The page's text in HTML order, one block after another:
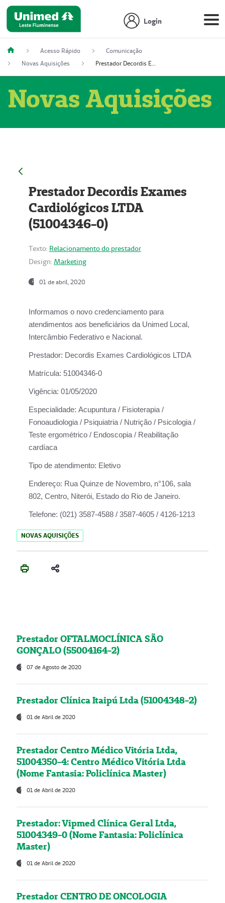
Login
Acesso Rápido
Comunicação
Novas Aquisições
Prestador Decordis Exames Cardiológicos LTDA (51004346-0)
Novas Aquisições
Prestador Decordis Exames
Cardiológicos LTDA
(51004346-0)
Texto: Relacionamento do prestador
Design: Marketing
01 de abril, 2020
Informamos o novo credenciamento para
atendimentos aos beneficiários da Unimed Local,
Intercâmbio Federativo e Nacional.
Prestador: Decordis Exames Cardiológicos LTDA
Matrícula: 51004346-0
Vigência: 01/05/2020
Especialidade: Acupuntura / Fisioterapia /
Fonoaudiologia / Psiquiatria / Nutrição / Psicologia /
Teste ergométrico / Endoscopia / Reabilitação
cardíaca
Tipo de atendimento: Eletivo
Endereço: Rua Quinze de Novembro, n°106, sala
802, Centro, Niterói, Estado do Rio de Janeiro.
Telefone: (021) 3587-4588 / 3587-4605 / 4126-1213
NOVAS AQUISIÇÕES
Prestador OFTALMOCLÍNICA SÃO
GONÇALO (55004164-2)
07 de Agosto de 2020
Prestador Clínica Itaipú Ltda (51004348-2)
01 de Abril de 2020
Prestador Centro Médico Vitória Ltda,
51004350-4: Centro Médico Vitória Ltda
(Nome Fantasia: Policlínica Master)
01 de Abril de 2020
Prestador: Vipmed Clínica Geral Ltda,
51004349-0 (Nome Fantasia: Policlínica
Master)
01 de Abril de 2020
Prestador CENTRO DE ONCOLOGIA